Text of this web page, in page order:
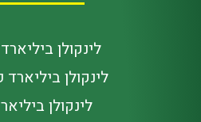
לינקולן
לינקולן
לינקולן